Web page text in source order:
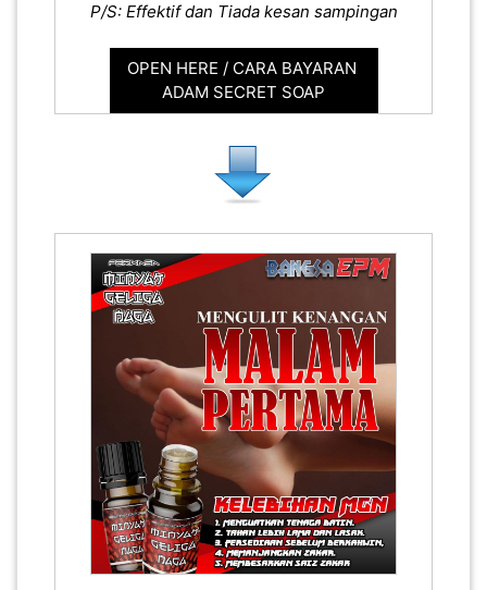
P/S: Effektif dan Tiada kesan sampingan
OPEN HERE / CARA BAYARAN
ADAM SECRET SOAP